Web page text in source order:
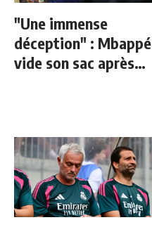
"Une immense
déception" : Mbappé
vide son sac après